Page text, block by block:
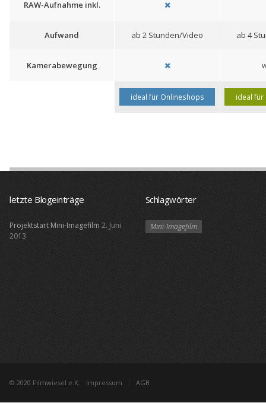
RAW-Aufnahme inkl.
Aufwand
Kamerabewegung
ab 2 Stunden/Video
ideal für Onlineshops
ab 4
ideal für
letzte Blogeinträge
Projektstart Mini-Imagefilm 2. Juni
2013
Schlagwörter
Mini-Imagefilm
© 2020 Filmwiesel e.K. Impressum AGB